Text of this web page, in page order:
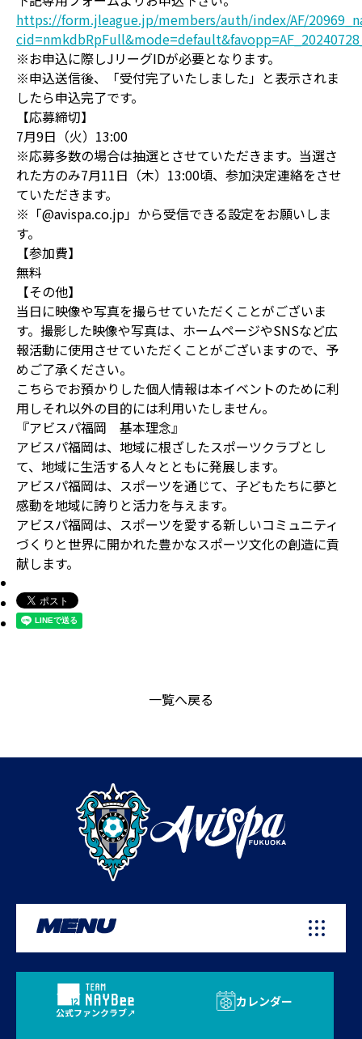
https://form.jleague.jp/members/auth/index/AF/
※お申込に際しJリーグIDが必要となります。
※申込送信後、「受付完了いたしました」と表示されま
したら申込完了です。
【応募締切】
7月9日（火）13:00
※応募多数の場合は抽選とさせていただきます。当選さ
れた方のみ7月11日（木）13:00頃、参加決定連絡をさせ
ていただきます。
※「@avispa.co.jp」から受信できる設定をお願いしま
す。
【参加費】
無料
【その他】
当日に映像や写真を撮らせていただくことがございま
す。撮影した映像や写真は、ホームページやSNSなど広
報活動に使用させていただくことがございますので、予
めご了承ください。
こちらでお預かりした個人情報は本イベントのために利
用しそれ以外の目的には利用いたしません。
『アビスパ福岡 基本理念』
アビスパ福岡は、地域に根ざしたスポーツクラブとし
て、地域に生活する人々とともに発展します。
アビスパ福岡は、スポーツを通じて、子どもたちに夢と
感動を地域に誇りと活力を与えます。
アビスパ福岡は、スポーツを愛する新しいコミュニティ
づくりと世界に開かれた豊かなスポーツ文化の創造に貢
献します。
一覧へ戻る
MENU
公式ファンクラブ
カレンダー